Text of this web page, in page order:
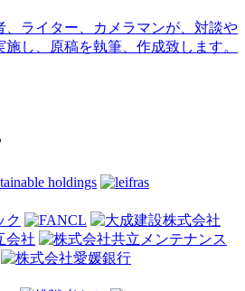
、ライター、カメラマンが、対談や
し、原稿を執筆、作成致します。